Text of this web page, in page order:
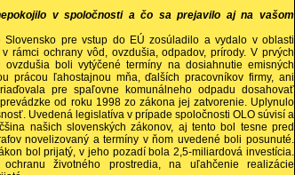
v spoločnosti a čo sa prejavilo aj na vašom
Slovensko pre vstup do EÚ zosúladilo a vydalo v oblasti
rámci ochrany vôd, ovzdušia, odpadov, prírody. V prvých
boli vytýčené termíny na dosiahnutie emisných
prácou ľahostajnou mňa, ďalších pracovníkov firmy, ani
pre spaľovne komunálneho odpadu dosahovať
od roku 1998 zo zákona jej zatvorenie. Uplynulo
Uvedená legislatíva v prípade spoločnosti OLO súvisí a
našich slovenských zákonov, aj tento bol tesne pred
novelizovaný a termíny v ňom uvedené boli posunuté.
bol prijatý, v jeho pozadí bola 2,5-miliardová investícia.
životného prostredia, na uľahčenie realizácie